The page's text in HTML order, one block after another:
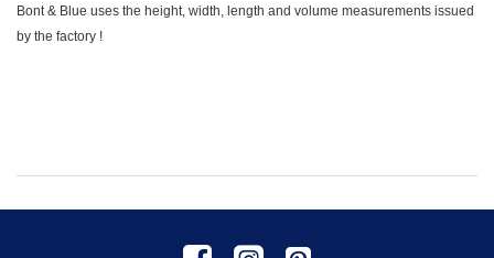
Bont & Blue uses the height, width, length and volume measurements issued
by the factory !